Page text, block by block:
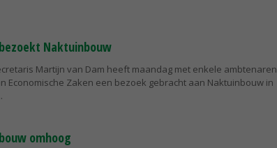
Naktuinbouw
Martijn van Dam heeft maandag met enkele ambtenaren
Economische Zaken een bezoek gebracht aan Naktuinbouw in
omhoog